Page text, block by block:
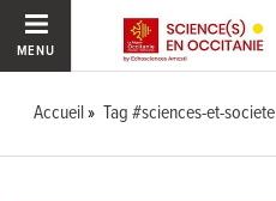
MENU
Accueil Tag #sciences-et-societe